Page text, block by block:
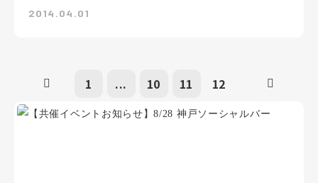
2014.04.01
1 ... 10 11 12